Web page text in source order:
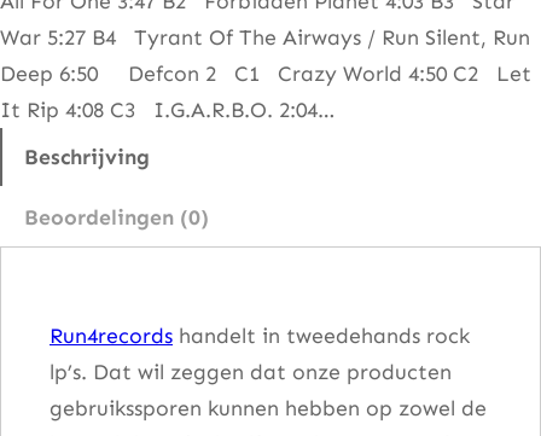
t
T
h
e
n
War 5:27 B4 Tyrant Of The Airways / Run Silent, Run
Deep 6:50 Defcon 2 C1 Crazy World 4:50 C2 Let
It Rip 4:08 C3 I.G.A.R.B.O. 2:04…
Beschrijving
Beoordelingen (0)
Run4records handelt in tweedehands rock
lp’s. Dat wil zeggen dat onze producten
gebruikssporen kunnen hebben op zowel de